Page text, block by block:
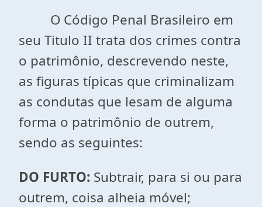
O Código Penal Brasileiro em
seu Titulo II trata dos crimes contra
o patrimônio, descrevendo neste,
as figuras típicas que criminalizam
as condutas que lesam de alguma
forma o patrimônio de outrem,
sendo as seguintes:
DO FURTO: Subtrair, para si ou para
outrem, coisa alheia móvel;